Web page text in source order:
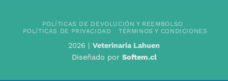
POLÍTICAS DE DEVOLUCIÓN Y REEMBOLSO
POLÍTICAS DE PRIVACIDAD
TÉRMINOS Y CONDICIONES
2026 | Veterinaria Lahuen
Diseñado por Softem.cl